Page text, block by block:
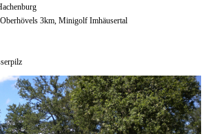
3km, Minigolf Imhäusertal